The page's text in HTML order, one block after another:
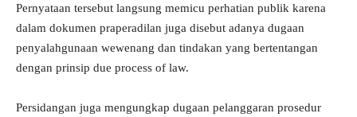
Pernyataan tersebut langsung memicu perhatian publik karena
dalam dokumen praperadilan juga disebut adanya dugaan
penyalahgunaan wewenang dan tindakan yang bertentangan
dengan prinsip due process of law.
Persidangan juga mengungkap dugaan pelanggaran prosedur